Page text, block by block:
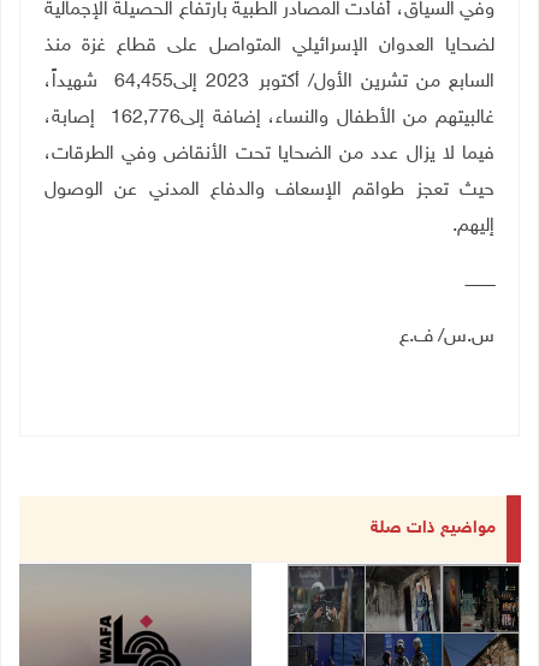
وفي السياق، أفادت المصادر الطبية بارتفاع الحصيلة الإجمالية
لضحايا العدوان الإسرائيلي المتواصل على قطاع غزة منذ
السابع من تشرين الأول/ أكتوبر 2023 إلى
64,455
شهيداً،
غالبيتهم من الأطفال والنساء، إضافة إلى162,776
إصابة،
فيما لا يزال عدد من الضحايا تحت الأنقاض وفي الطرقات،
حيث تعجز طواقم الإسعاف والدفاع المدني عن الوصول
إليهم.
ــــــــــــ
س.س/ ف.ع
مواضيع ذات صلة